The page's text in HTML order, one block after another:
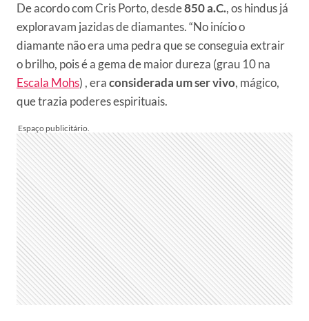
De acordo com Cris Porto, desde850 a.C., os hindus já
exploravam jazidas de diamantes. “No início o
diamante não era uma pedra que se conseguia extrair
o brilho, pois é a gema de maior dureza (grau 10 na
Escala Mohs) , eraconsiderada um ser vivo, mágico,
que trazia poderes espirituais.